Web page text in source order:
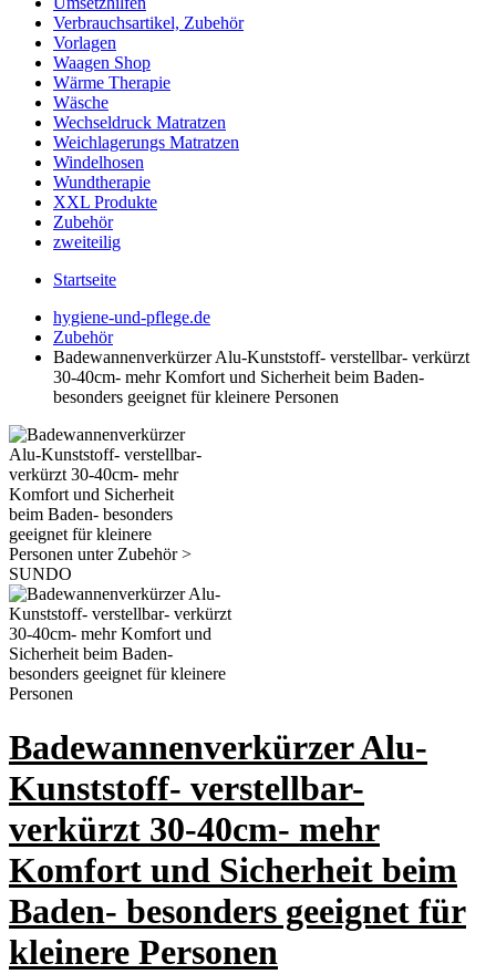
Verbrauchsartikel, Zubehör
Vorlagen
Waagen Shop
Wärme Therapie
Wäsche
Wechseldruck Matratzen
Weichlagerungs Matratzen
Windelhosen
Wundtherapie
XXL Produkte
Zubehör
zweiteilig
Startseite
hygiene-und-pflege.de
Zubehör
Badewannenverkürzer Alu-Kunststoff- verstellbar- verkürzt
30-40cm- mehr Komfort und Sicherheit beim Baden-
besonders geeignet für kleinere Personen
Badewannenverkürzer Alu-
Kunststoff- verstellbar-
verkürzt 30-40cm- mehr
Komfort und Sicherheit beim
Baden- besonders geeignet für
kleinere Personen